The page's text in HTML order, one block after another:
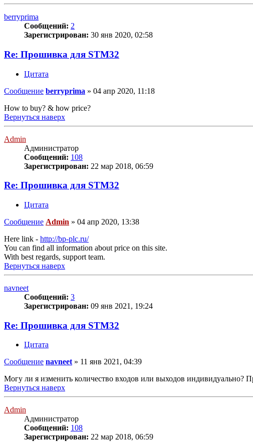
berryprima
Сообщений: 2
Зарегистрирован: 30 янв 2020, 02:58
Re: Прошивка для STM32
Цитата
Сообщение berryprima » 04 апр 2020, 11:18
How to buy? & how price?
Вернуться наверх
Admin
Администратор
Сообщений: 108
Зарегистрирован: 22 мар 2018, 06:59
Re: Прошивка для STM32
Цитата
Сообщение Admin » 04 апр 2020, 13:38
Here link - http://bp-plc.ru/
You can find all information about price on this site.
With best regards, support team.
Вернуться наверх
navneet
Сообщений: 3
Зарегистрирован: 09 янв 2021, 19:24
Re: Прошивка для STM32
Цитата
Сообщение navneet » 11 янв 2021, 04:39
Могу ли я изменить количество входов или выходов
Вернуться наверх
Admin
Администратор
Сообщений: 108
Зарегистрирован: 22 мар 2018, 06:59